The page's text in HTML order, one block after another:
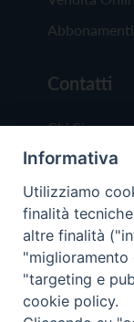
Abbonamenti
Contatti
Chi Siamo
Redazione
Scrivici
Copyright
Informativa
Utilizziamo
finalità
altre finalità
"miglioramento
"targeting e
cookie policy.